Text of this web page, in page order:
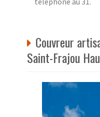
Couvreur
Saint-Frajou